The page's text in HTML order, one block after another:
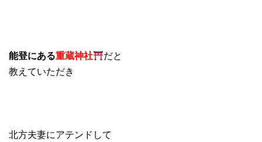
能登にある重蔵神社
だと
教えていただき
北方夫妻にアテンドして